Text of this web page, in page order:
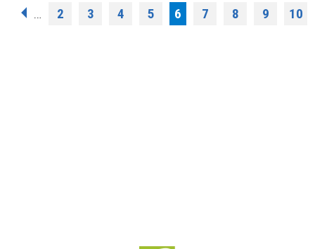
χρωματισμού σχολικών
Σελίδες
… 2 3 4 5 6 7 8 9 10